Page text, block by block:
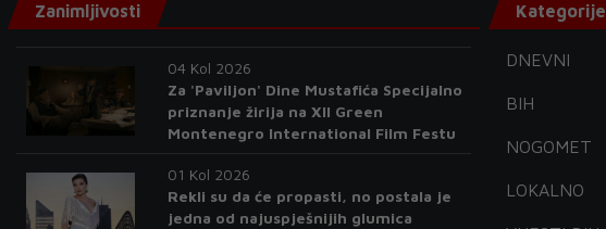
Zanimljivosti
04 Kol 2026
Za 'Paviljon' Dine Mustafića Specijalno
priznanje žirija na XII Green
Montenegro International Film Festu
01 Kol 2026
Rekli su da će propasti, no postala je
jedna od najuspješnijih glumica
Kategorije
DNEVNI
BIH
NOGOMET
LOKALNO